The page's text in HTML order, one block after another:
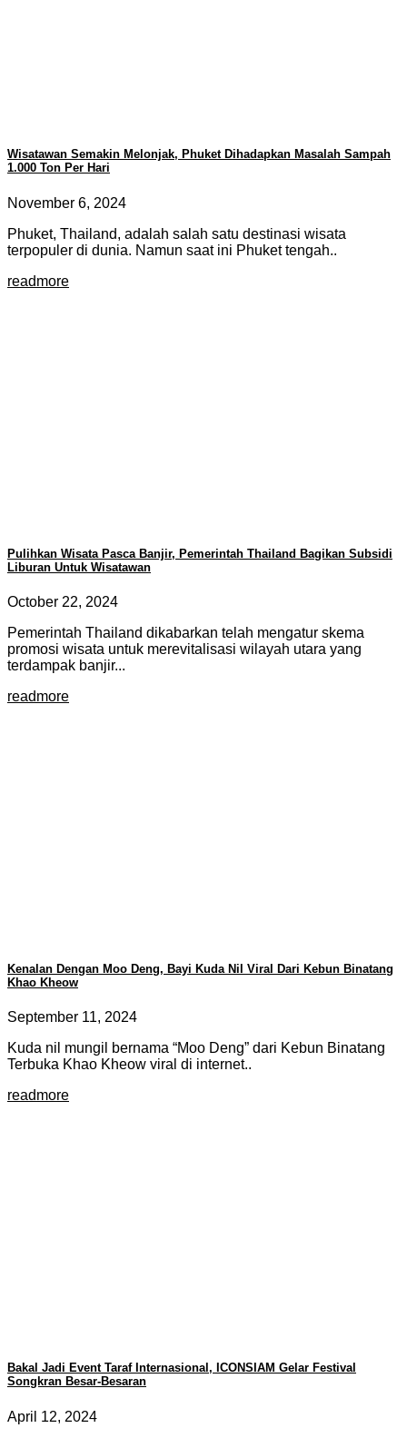
Wisatawan Semakin Melonjak, Phuket Dihadapkan Masalah Sampah
1.000 Ton Per Hari
November 6, 2024
Phuket, Thailand, adalah salah satu destinasi wisata
terpopuler di dunia. Namun saat ini Phuket tengah..
readmore
Pulihkan Wisata Pasca Banjir, Pemerintah Thailand Bagikan Subsidi
Liburan Untuk Wisatawan
October 22, 2024
Pemerintah Thailand dikabarkan telah mengatur skema
promosi wisata untuk merevitalisasi wilayah utara yang
terdampak banjir...
readmore
Kenalan Dengan Moo Deng, Bayi Kuda Nil Viral Dari Kebun Binatang
Khao Kheow
September 11, 2024
Kuda nil mungil bernama “Moo Deng” dari Kebun Binatang
Terbuka Khao Kheow viral di internet..
readmore
Bakal Jadi Event Taraf Internasional, ICONSIAM Gelar Festival
Songkran Besar-Besaran
April 12, 2024